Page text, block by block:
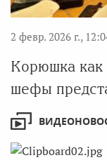
2 февр. 2026 г.,
Корюшка как
шефы